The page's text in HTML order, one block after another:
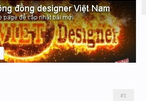
#1